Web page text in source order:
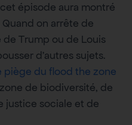
épisode aura montré
on arrête de
Trump ou de Louis
d’autres sujets.
piège du flood the zone
de biodiversité, de
justice sociale et de